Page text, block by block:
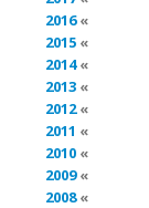
2016
2015
2014
2013
2012
2011
2010
2009
2008